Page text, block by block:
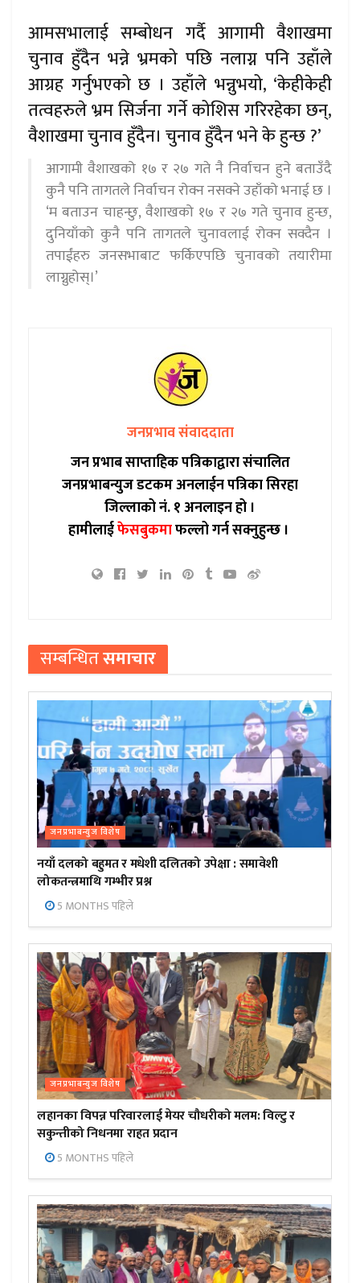
आमसभालाई सम्बोधन गर्दै आगामी वैशाखमा
चुनाव हुँदैन भन्ने भ्रमको पछि नलाग्न पनि उहाँले
आग्रह गर्नुभएको छ । उहाँले भन्नुभयो, ‘केहीकेही
तत्वहरुले भ्रम सिर्जना गर्ने कोशिस गरिरहेका छन्,
वैशाखमा चुनाव हुँदैन। चुनाव हुँदैन भने के हुन्छ ?’
आगामी वैशाखको १७ र २७ गते नै निर्वाचन हुने बताउँदै
कुनै पनि तागतले निर्वाचन रोक्न नसक्ने उहाँको भनाई छ ।
‘म बताउन चाहन्छु, वैशाखको १७ र २७ गते चुनाव हुन्छ,
दुनियाँको कुनै पनि तागतले चुनावलाई रोक्न सक्दैन ।
तपाईंहरु जनसभाबाट फर्किएपछि चुनावको तयारीमा
लाग्नुहोस्।’
जनप्रभाव संवाददाता
जन प्रभाब साप्ताहिक पत्रिकाद्वारा संचालित
जनप्रभाबन्युज डटकम अनलाईन पत्रिका सिरहा
जिल्लाको नं. १ अनलाइन हो ।
हामीलाईफेसबुकमाफल्लो गर्न सक्नुहुन्छ ।
सम्बन्धितसमाचार
जनप्रभाबन्युज विशेष
नयाँ दलको बहुमत र मधेशी दलितको उपेक्षा : समावेशी
लोकतन्त्रमाथि गम्भीर प्रश्न
5 MONTHS पहिले
जनप्रभाबन्युज विशेष
लहानका विपन्न परिवारलाई मेयर चौधरीको मलम: विल्टु र
सकुन्तीको निधनमा राहत प्रदान
5 MONTHS पहिले